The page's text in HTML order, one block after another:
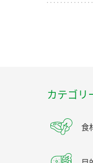
カテゴリ
食